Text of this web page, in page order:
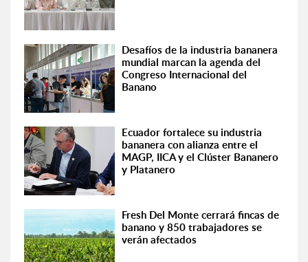
Desafíos de la industria bananera
mundial marcan la agenda del
Congreso Internacional del
Banano
Ecuador fortalece su industria
bananera con alianza entre el
MAGP, IICA y el Clúster Bananero
y Platanero
Fresh Del Monte cerrará fincas de
banano y 850 trabajadores se
verán afectados